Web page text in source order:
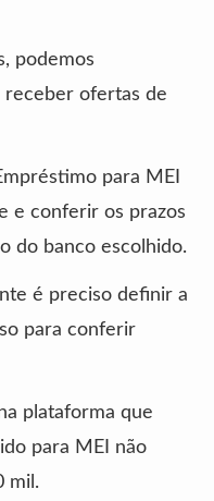
podemos
receber ofertas de
para MEI
e conferir os prazos
do banco escolhido.
é preciso definir a
para conferir
plataforma que
para MEI não
mil.